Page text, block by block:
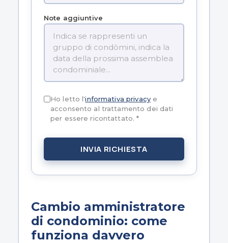
Note aggiuntive
Ho letto l'informativa privacye
acconsento al trattamento dei dati
per essere ricontattato. *
INVIA RICHIESTA
Cambio amministratore
di condominio: come
funziona davvero